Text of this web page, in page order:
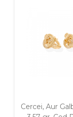
Cercei, Aur